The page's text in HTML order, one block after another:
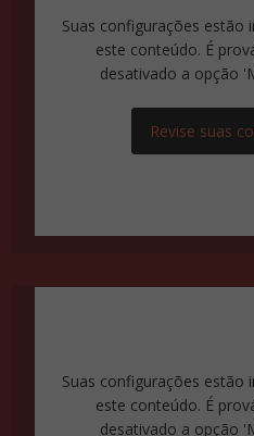
Suas configurações estão
este conteúdo. É
desativado a opção
Revise suas
Suas configurações estão
este conteúdo. É
desativado a opção